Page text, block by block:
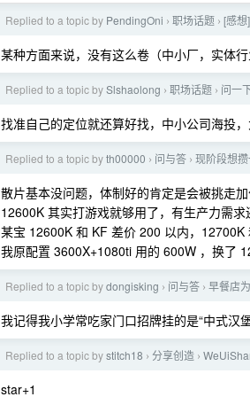
Replied to a topic by PendingOni › 职场话题 › [感
某种方面来说，没有这么卷（中小厂，实体行
Replied to a topic bySlshaolong › 职场话题 › 问一
找准自己的定位就还算好找，中小公司海投
Replied to a topic byth00000 › 问与答 › 现阶段想
散片基本没问题，体制好的肯定是会被挑走
12600K 其实打游戏就够用了，有生产力需求
某宝 12600K 和 KF 差价 200 以内，
我原配置 3600X+1080ti 用的 600W ，换了
Replied to a topic bydongisking › 问与答 › 早餐店
我记得我小学常吃家门口招牌挂的是“中式汉
Replied to a topic bystitch18 › 分享创造 ›
star+1